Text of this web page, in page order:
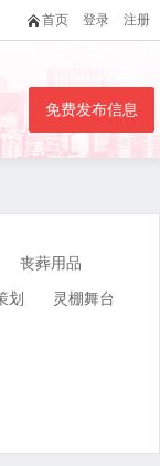
首页 登录 注册
免费发布信息
丧葬用品
划
灵棚舞台